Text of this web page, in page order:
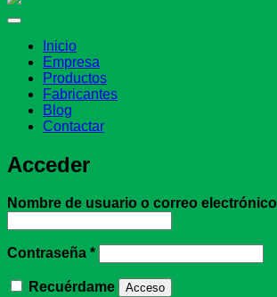
Inicio
Empresa
Productos
Fabricantes
Blog
Contactar
Acceder
Nombre de usuario o correo electrónico
Contraseña *Obligatorio
Recuérdame Acceso